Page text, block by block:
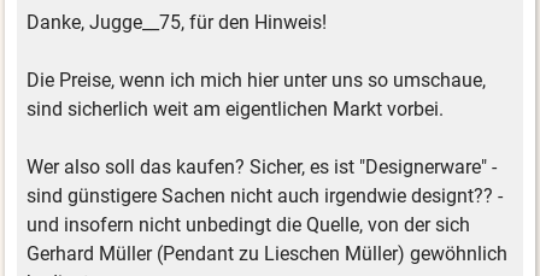
Danke, Jugge__75, für den Hinweis!
Die Preise, wenn ich mich hier unter uns so umschaue,
sind sicherlich weit am eigentlichen Markt vorbei.
Wer also soll das kaufen? Sicher, es ist "Designerware" -
sind günstigere Sachen nicht auch irgendwie designt?? -
und insofern nicht unbedingt die Quelle, von der sich
Gerhard Müller (Pendant zu Lieschen Müller) gewöhnlich